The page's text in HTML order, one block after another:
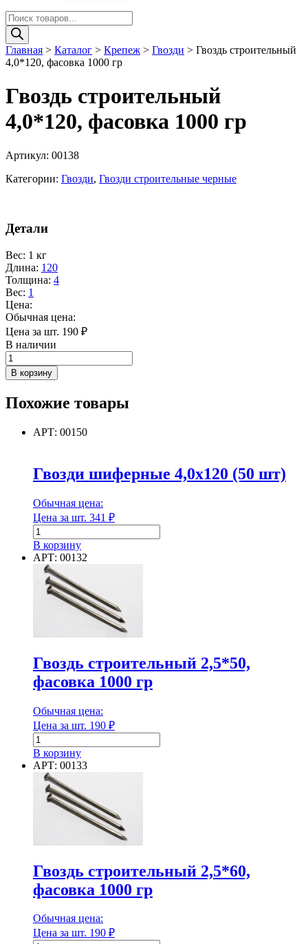
Поиск
товаров
Главная > Каталог > Крепеж > Гвозди > Гвоздь строительный
4,0*120, фасовка 1000 гр
Гвоздь строительный
4,0*120, фасовка 1000 гр
Артикул: 00138
Категории: Гвозди, Гвозди строительные черные
Детали
Вес: 1 кг
Длина: 120
Толщина: 4
Вес: 1
Цена:
Обычная цена:
Цена за шт. 190 ₽
В наличии
Количество
товара
Гвоздь
4,0*120,
1000
В корзину
Похожие товары
АРТ: 00150
Гвозди шиферные 4,0х120 (50 шт)
Обычная цена:
Цена за шт. 341 ₽
Количество
товара
Гвозди
шиферные
4,0х120
(50
В корзину
АРТ: 00132
Гвоздь строительный 2,5*50,
фасовка 1000 гр
Обычная цена:
Цена за шт. 190 ₽
Количество
товара
Гвоздь
строительный
2,5*50,
фасовка
В корзину
АРТ: 00133
Гвоздь строительный 2,5*60,
фасовка 1000 гр
Обычная цена:
Цена за шт. 190 ₽